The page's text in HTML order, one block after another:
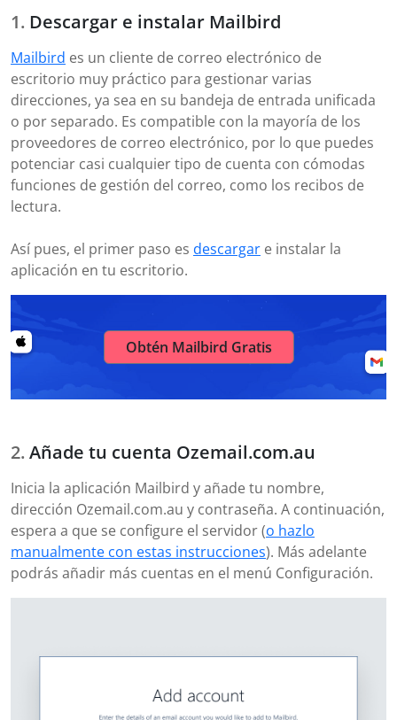
Descargar e instalar Mailbird
Mailbird es un cliente de correo electrónico de
escritorio muy práctico para gestionar varias
direcciones, ya sea en su bandeja de entrada unificada
o por separado. Es compatible con la mayoría de los
proveedores de correo electrónico, por lo que puedes
potenciar casi cualquier tipo de cuenta con cómodas
funciones de gestión del correo, como los recibos de
lectura.
Así pues, el primer paso es descargar e instalar la
aplicación en tu escritorio.
Obtén Mailbird Gratis
Añade tu cuenta Ozemail.com.au
Inicia la aplicación Mailbird y añade tu nombre,
dirección Ozemail.com.au y contraseña. A continuación,
espera a que se configure el servidor (o hazlo
manualmente con estas instrucciones). Más adelante
podrás añadir más cuentas en el menú Configuración.